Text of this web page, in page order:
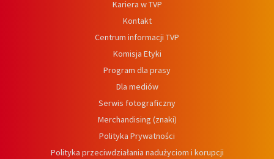
Kariera w TVP
Kontakt
Centrum informacji TVP
Komisja Etyki
Program dla prasy
Dla mediów
Serwis fotograficzny
Merchandising (znaki)
Polityka Prywatności
Polityka przeciwdziałania nadużyciom i korupcji